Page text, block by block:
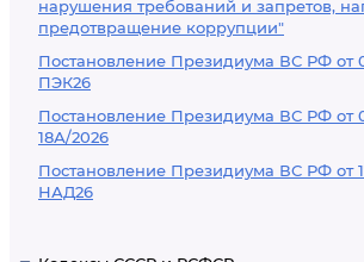
нарушения требований и запретов,
предотвращение коррупции"
Постановление Президиума ВС РФ от
ПЭК26
Постановление Президиума ВС РФ от
18А/2026
Постановление Президиума ВС РФ от
НАД26